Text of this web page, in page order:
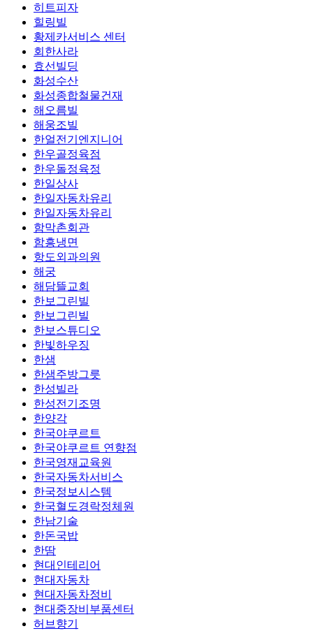
히트피자
힐링빌
황제카서비스 센터
회한사라
효선빌딩
화성수산
화성종합철물건재
해오름빌
해웅조빌
한얼전기엔지니어
한우골정육점
한우돌정육정
한일상사
한일자동차유리
한일자동차유리
함막촌회관
함흥냉면
항도외과의원
해궁
해담뜰교회
한보그린빌
한보그린빌
한보스튜디오
한빛하우징
한샘
한샘주방그릇
한성빌라
한성전기조명
한양각
한국야쿠르트
한국야쿠르트 연향점
한국영재교육원
한국자동차서비스
한국정보시스템
한국혈도경락정체원
한남기술
한돈국밥
한땀
현대인테리어
현대자동차
현대자동차정비
현대중장비부품센터
허브향기